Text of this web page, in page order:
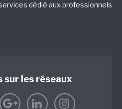
dédié aux professionnels
sur les réseaux